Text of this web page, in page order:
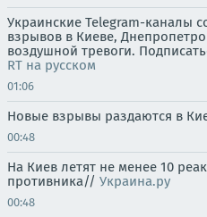
Украинские Telegram-каналы
взрывов в Киеве,
воздушной тревоги.
RT на русском
01:06
Новые взрывы раздаются в
00:48
На Киев летят не менее 10
противника// Украина.ру
00:48